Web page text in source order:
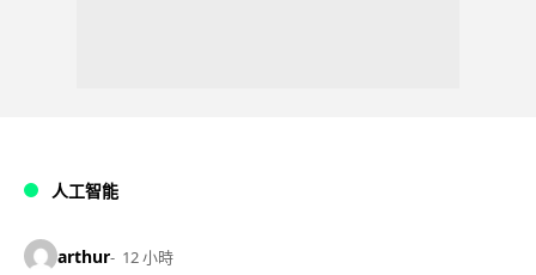
人工智能
arthur 12 小時